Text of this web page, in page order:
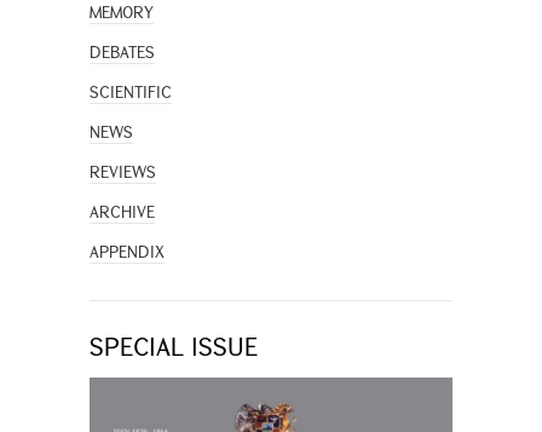
MEMORY
DEBATES
SCIENTIFIC
NEWS
REVIEWS
ARCHIVE
APPENDIX
SPECIAL ISSUE